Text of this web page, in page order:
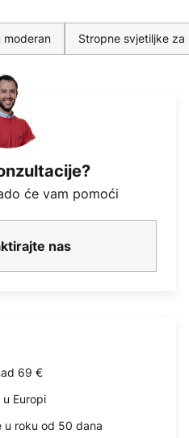
moderan Stropne svjetiljke za
će vam pomoći
nas
69 €
Europi
u roku od 50 dana